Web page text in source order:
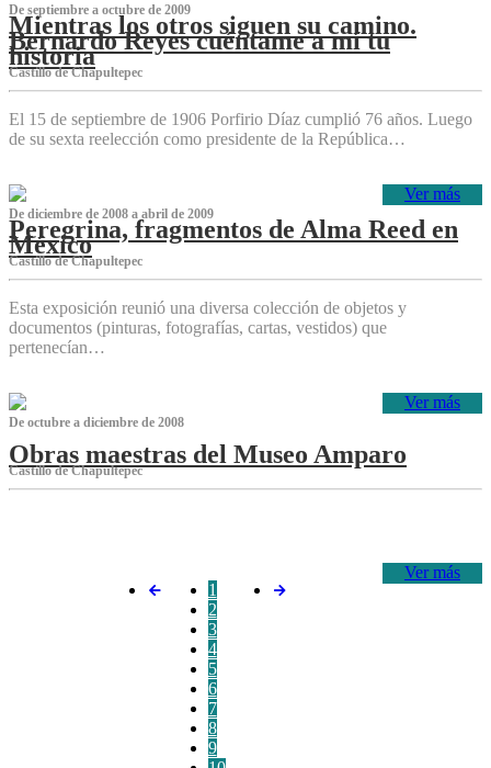
De septiembre a octubre de 2009
Mientras los otros siguen su camino.
Bernardo Reyes cuéntame a mí tu
historia
Castillo de Chapultepec
El 15 de septiembre de 1906 Porfirio Díaz cumplió 76 años. Luego
de su sexta reelección como presidente de la República…
Ver más
De diciembre de 2008 a abril de 2009
Peregrina, fragmentos de Alma Reed en
México
Castillo de Chapultepec
Esta exposición reunió una diversa colección de objetos y
documentos (pinturas, fotografías, cartas, vestidos) que
pertenecían…
Ver más
De octubre a diciembre de 2008
Obras maestras del Museo Amparo
Castillo de Chapultepec
Ver más
1
2
3
4
5
6
7
8
9